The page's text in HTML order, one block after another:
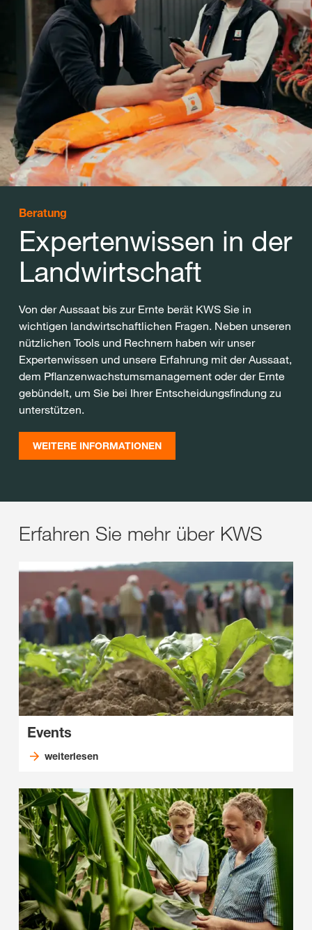
Beratung
Expertenwissen in der
Landwirtschaft
Von der Aussaat bis zur Ernte berät KWS Sie in
wichtigen landwirtschaftlichen Fragen. Neben unseren
nützlichen Tools und Rechnern haben wir unser
Expertenwissen und unsere Erfahrung mit der Aussaat,
dem Pflanzenwachstumsmanagement oder der Ernte
gebündelt, um Sie bei Ihrer Entscheidungsfindung zu
unterstützen.
WEITERE INFORMATIONEN
Erfahren Sie mehr über KWS
Events
weiterlesen